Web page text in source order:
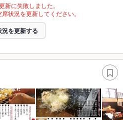
新に失敗しました。
状況を更新してください。
況を更新する